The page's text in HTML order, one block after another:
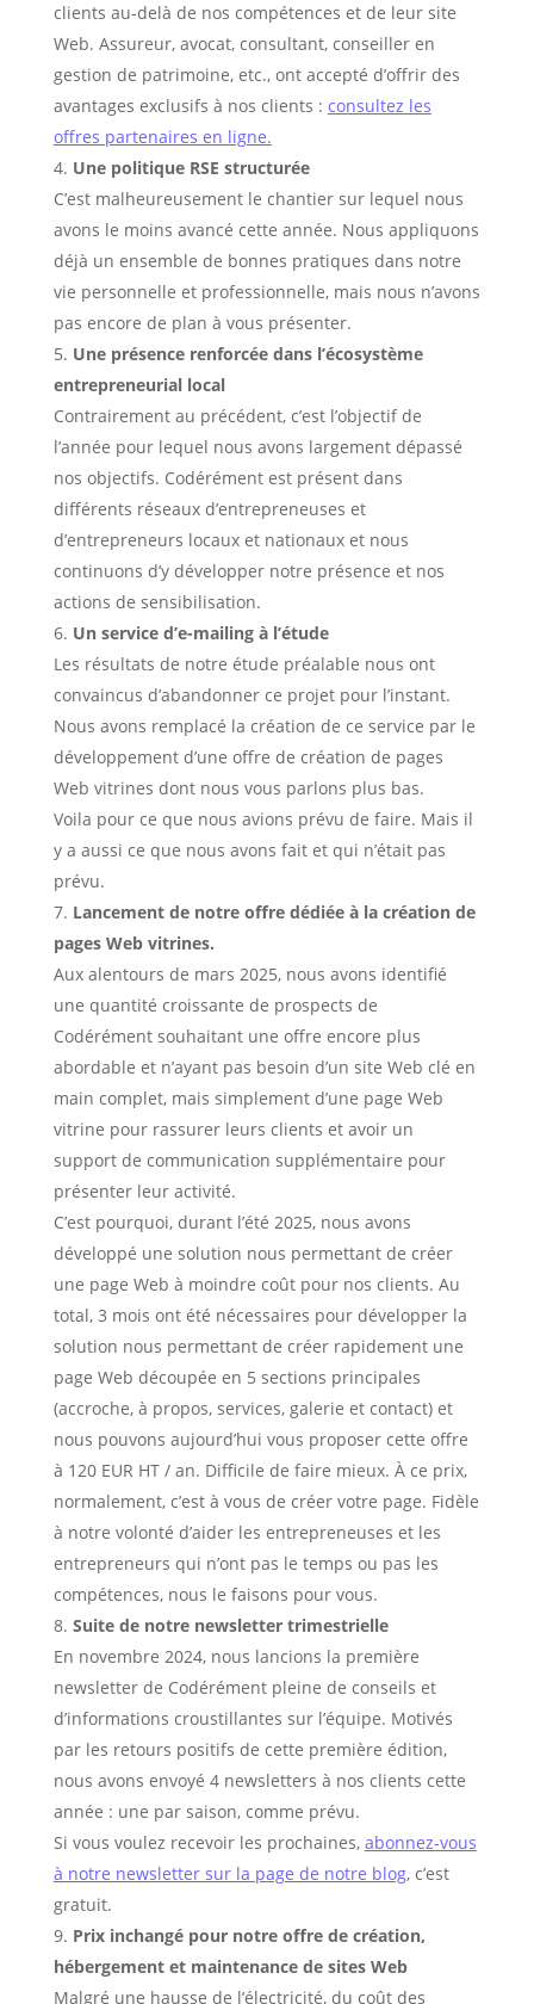
clients au-delà de nos compétences et de leur site
Web. Assureur, avocat, consultant, conseiller en
gestion de patrimoine, etc., ont accepté d’offrir des
avantages exclusifs à nos clients : consultez les
offres partenaires en ligne.
Une politique RSE structurée
C’est malheureusement le chantier sur lequel nous
avons le moins avancé cette année. Nous appliquons
déjà un ensemble de bonnes pratiques dans notre
vie personnelle et professionnelle, mais nous n’avons
pas encore de plan à vous présenter.
Une présence renforcée dans l’écosystème
entrepreneurial local
Contrairement au précédent, c’est l’objectif de
l’année pour lequel nous avons largement dépassé
nos objectifs. Codérément est présent dans
différents réseaux d’entrepreneuses et
d’entrepreneurs locaux et nationaux et nous
continuons d’y développer notre présence et nos
actions de sensibilisation.
Un service d’e-mailing à l’étude
Les résultats de notre étude préalable nous ont
convaincus d’abandonner ce projet pour l’instant.
Nous avons remplacé la création de ce service par le
développement d’une offre de création de pages
Web vitrines dont nous vous parlons plus bas.
Voila pour ce que nous avions prévu de faire. Mais il
y a aussi ce que nous avons fait et qui n’était pas
prévu.
Lancement de notre offre dédiée à la création de
pages Web vitrines.
Aux alentours de mars 2025, nous avons identifié
une quantité croissante de prospects de
Codérément souhaitant une offre encore plus
abordable et n’ayant pas besoin d’un site Web clé en
main complet, mais simplement d’une page Web
vitrine pour rassurer leurs clients et avoir un
support de communication supplémentaire pour
présenter leur activité.
C’est pourquoi, durant l’été 2025, nous avons
développé une solution nous permettant de créer
une page Web à moindre coût pour nos clients. Au
total, 3 mois ont été nécessaires pour développer la
solution nous permettant de créer rapidement une
page Web découpée en 5 sections principales
(accroche, à propos, services, galerie et contact) et
nous pouvons aujourd’hui vous proposer cette offre
à 120 EUR HT / an. Difficile de faire mieux. À ce prix,
normalement, c’est à vous de créer votre page. Fidèle
à notre volonté d’aider les entrepreneuses et les
entrepreneurs qui n’ont pas le temps ou pas les
compétences, nous le faisons pour vous.
Suite de notre newsletter trimestrielle
En novembre 2024, nous lancions la première
newsletter de Codérément pleine de conseils et
d’informations croustillantes sur l’équipe. Motivés
par les retours positifs de cette première édition,
nous avons envoyé 4 newsletters à nos clients cette
année : une par saison, comme prévu.
Si vous voulez recevoir les prochaines, abonnez-vous
à notre newsletter sur la page de notre blog, c’est
gratuit.
Prix inchangé pour notre offre de création,
hébergement et maintenance de sites Web
Malgré une hausse de l’électricité, du coût des